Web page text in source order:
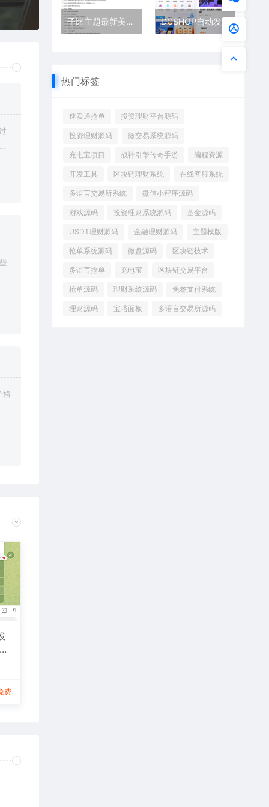
格
费
子比主题最新美化插件 DCSHOP自动发卡商城系统 发卡网 用户可开通分店分销 支持实物发货 自带博客功能
热门标签
速卖通抢单 投资理财平台源码
投资理财源码 微交易系统源码
充电宝项目 战神引擎传奇手游 编程资源
开发工具 区块链理财系统 在线客服系统
多语言交易所系统 微信小程序源码
游戏源码 投资理财系统源码 基金源码
USDT理财源码 金融理财源码 主题模版
抢单系统源码 微盘源码 区块链技术
多语言抢单 充电宝 区块链交易平台
抢单源码 理财系统源码 免签支付系统
理财源码 宝塔面板 多语言交易所源码